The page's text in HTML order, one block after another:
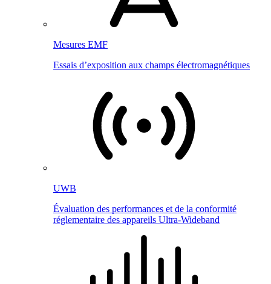
Mesures EMF
Essais d’exposition aux champs électromagnétiques
UWB
Évaluation des performances et de la conformité
réglementaire des appareils Ultra-Wideband